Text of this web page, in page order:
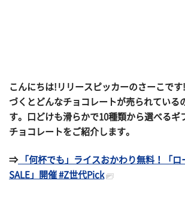
こんにちは!リリースピッカーのさーこで
づくとどんなチョコレートが売られている
す。口どけも滑らかで10種類から選べるギ
チョコレートをご紹介します。
⇒「何杯でも」ライスおかわり無料！「ロ
SALE」開催 #Z世代Pick